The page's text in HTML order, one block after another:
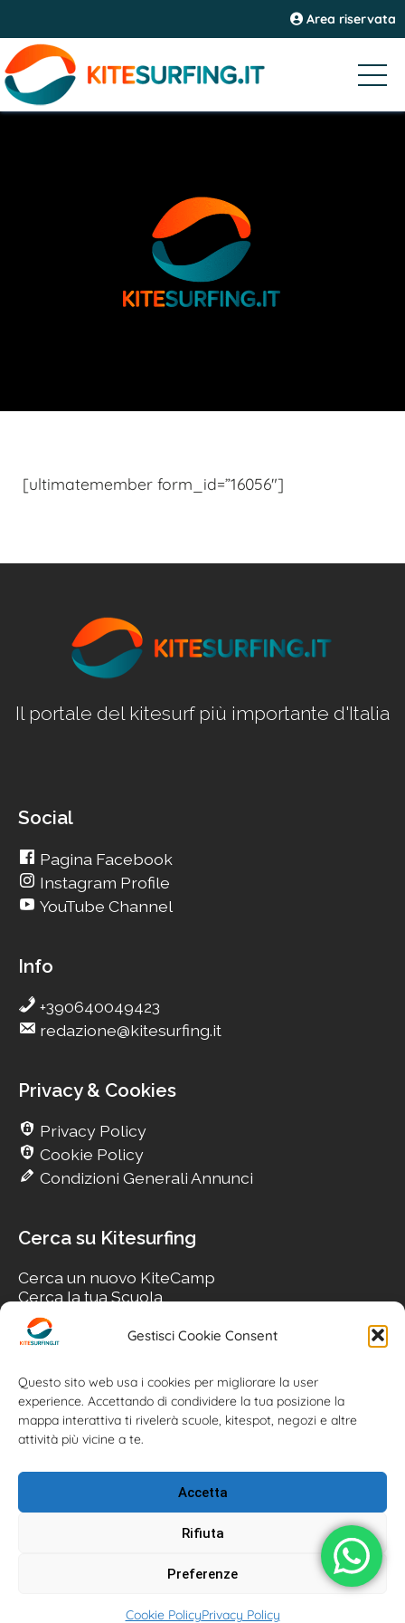
Gestisci Cookie Consent
Questo sito web usa i cookies per migliorare la user
experience. Accettando di condividere la tua posizione la
mappa interattiva ti rivelerà scuole, kitespot, negozi e altre
attività più vicine a te.
Accetta
Rifiuta
Preferenze
Cookie PolicyPrivacy Policy
Area riservata
[ultimatemember form_id=”16056″]
Il portale del kitesurf più importante d'Italia
Social
Pagina Facebook
Instagram Profile
YouTube Channel
Info
+390640049423
redazione@kitesurfing.it
Privacy & Cookies
Privacy Policy
Cookie Policy
Condizioni Generali Annunci
Cerca su Kitesurfing
Cerca un nuovo KiteCamp
Cerca la tua Scuola
Cerca il tuo KiteSpot
Cerca Accommodation
Cerca il tuo Usato
Kitesurfing powered by Associazione Kitesurf Italiana